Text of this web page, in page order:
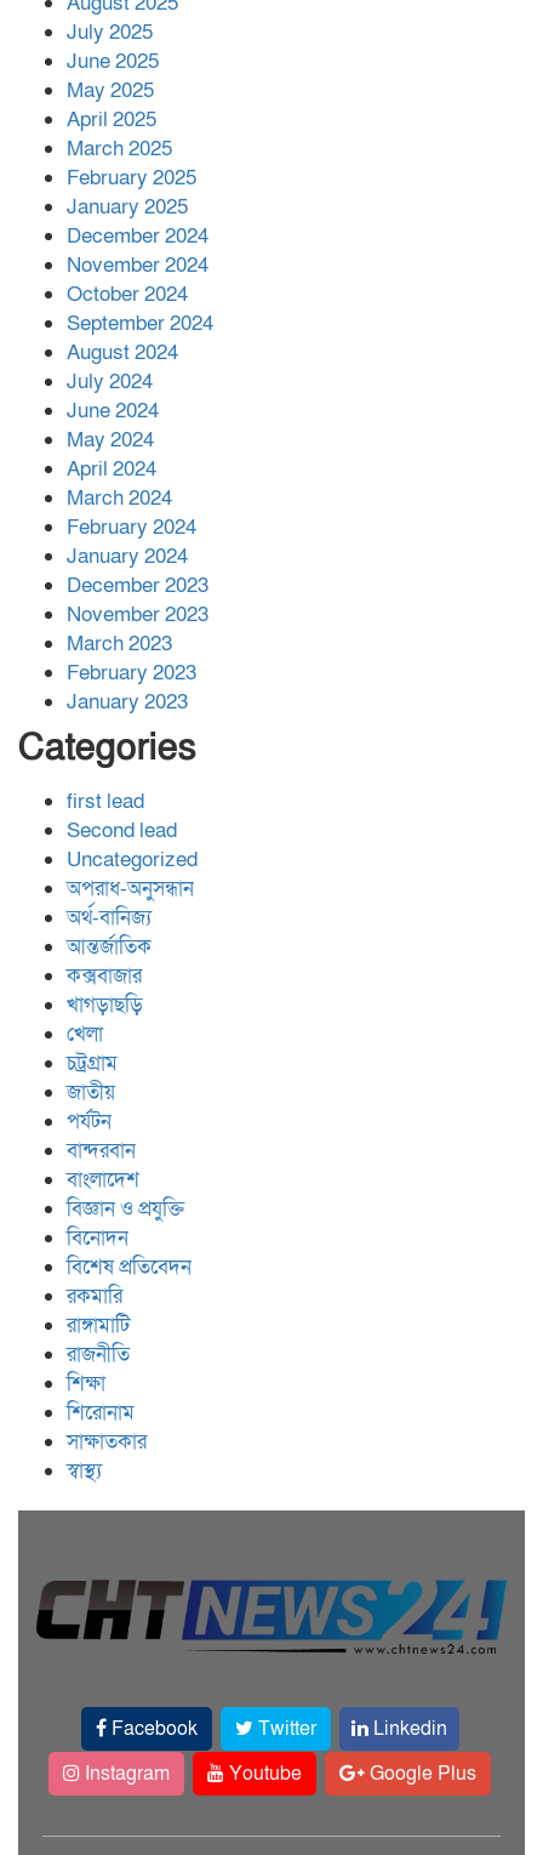
সহায়তা দিলেন সাচিং প্রু জেরী
July 2025
June 2025
May 2025
April 2025
March 2025
February 2025
January 2025
December 2024
November 2024
October 2024
September 2024
August 2024
July 2024
June 2024
May 2024
April 2024
March 2024
February 2024
January 2024
December 2023
November 2023
March 2023
February 2023
January 2023
Categories
first lead
Second lead
Uncategorized
অপরাধ-অনুসন্ধান
অর্থ-বানিজ্য
আন্তর্জাতিক
কক্সবাজার
খাগড়াছড়ি
খেলা
চট্রগ্রাম
জাতীয়
পর্যটন
বান্দরবান
বাংলাদেশ
বিজ্ঞান ও প্রযুক্তি
বিনোদন
বিশেষ প্রতিবেদন
রকমারি
রাঙ্গামাটি
রাজনীতি
শিক্ষা
শিরোনাম
সাক্ষাতকার
স্বাস্থ্য
Facebook Twitter
Linkedin
Instagram
Youtube Google Plus